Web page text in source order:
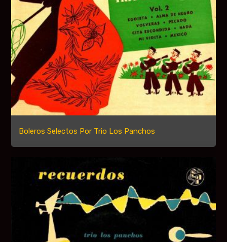
Boleros Selectos Por Trio Los Panchos